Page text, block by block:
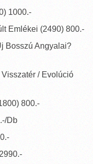
1000.-
Emlékei (2490) 800.-
Bosszú Angyalai?
/ Evolúció
800.-
Db